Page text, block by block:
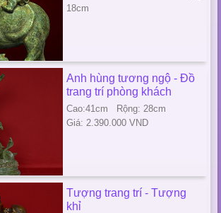
18cm
Anh hùng tương ngộ - Đồ
trang trí phòng khách
Cao:41cm Rộng: 28cm
Giá: 2.390.000 VND
Tượng trang trí - Tượng
khỉ